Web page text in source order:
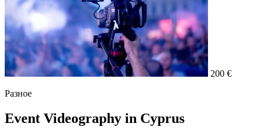
200 €
Разное
Event Videography in Cyprus